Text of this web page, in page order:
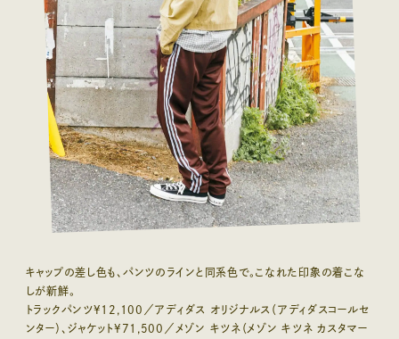
キャップの差し色も、パンツのラインと同系色で。こなれた印象の着こな
しが新鮮。
トラックパンツ¥12,100／アディダス オリジナルス（アディダスコールセ
ンター）、ジャケット¥71,500／メゾン キツネ（メゾン キツネ カスタマー